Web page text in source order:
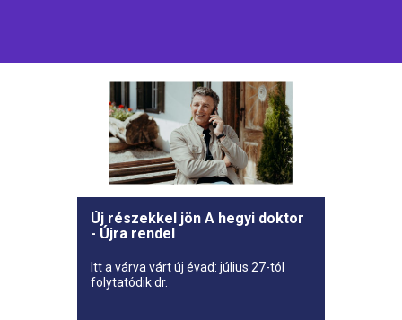
Új részekkel jön A hegyi doktor
- Újra rendel
Itt a várva várt új évad: július 27-tól
folytatódik dr.